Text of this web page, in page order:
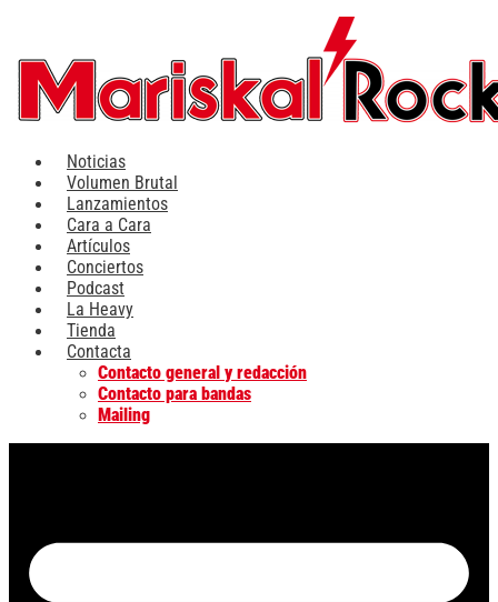
contenido
Noticias
Volumen Brutal
Lanzamientos
Cara a Cara
Artículos
Conciertos
Podcast
La Heavy
Tienda
Contacta
Contacto general y redacción
Contacto para bandas
Mailing